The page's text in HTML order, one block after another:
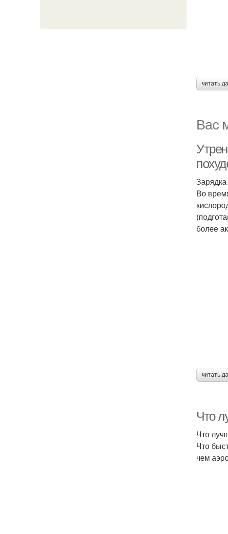
читать
Вас
Зарядка
Во
более
читать
Что
Что
Что
чем